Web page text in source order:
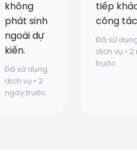
không
phát sinh
ngoài dự
kiến.
Đã sử dụng
dịch vụ • 2
ngày trước
tiếp
công
Đã sử
dịch vụ • 2
trước